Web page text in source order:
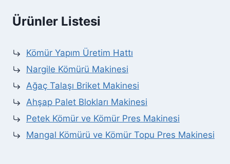
Ürünler Listesi
Kömür Yapım Üretim Hattı
Nargile Kömürü Makinesi
Ağaç Talaşı Briket Makinesi
Ahşap Palet Blokları Makinesi
Petek Kömür ve Kömür Pres Makinesi
Mangal Kömürü ve Kömür Topu Pres Makinesi